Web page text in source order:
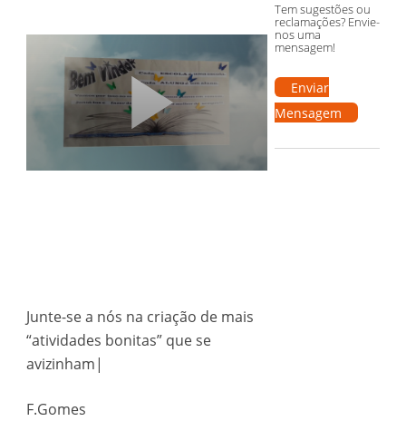
Junte-se a nós na criação de mais
“atividades bonitas” que se
avizinham|
F.Gomes
Tem sugestões ou
reclamações? Envie-
nos uma
mensagem!
Enviar
Mensagem